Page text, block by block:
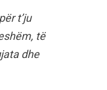
t’ju
të
dhe